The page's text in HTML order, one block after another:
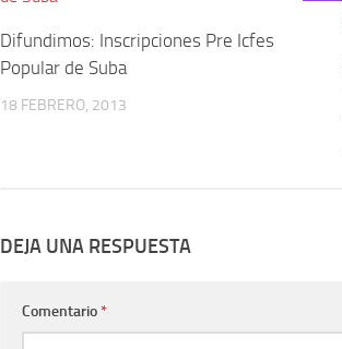
Difundimos: Inscripciones Pre Icfes
Popular de Suba
18 FEBRERO, 2013
DEJA UNA RESPUESTA
Comentario*